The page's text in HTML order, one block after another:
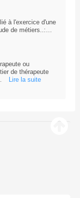
à l'exercice d'une
de métiers..:…
ou
de thérapeute
Lire la suite